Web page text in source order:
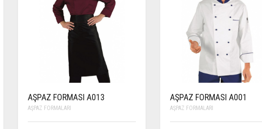
AŞPAZ FORMASI A013
AŞPAZ FORMALARI
AŞPAZ FORMASI A001
AŞPAZ FORMALARI